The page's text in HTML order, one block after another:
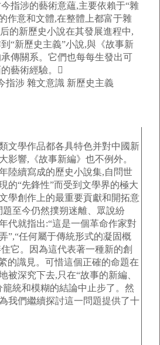
指涉的藝術意蘊,主要依賴于“雜
作意和文體,在整體上都富于雜
的新歷史小說在其發展進程中,
“新歷史主義”小說,與《故事新
傳關系。它們也每每生發出可
藝術經驗。
指涉 雜文意識 新歷史主義
作品都各具特色并對中國新
影響,《故事新編》也不例外。
陸續寫成的歷史小說集,自問世
的“先鋒性”而受到文學界的極大
學創作上的最重要貢獻和開拓意
至今仍然撲朔迷離、眾說紛
代就指出:“這是一個革命作家對
”,“任何屬于傳統形式的凝固概
它。因為這代表著一種新的創
的識見。可惜這個正確的命題在
被深究下去,只在“故事的新編、
籠統和模糊的結論中止步了。然
我們繼續探討這一問題提供了十